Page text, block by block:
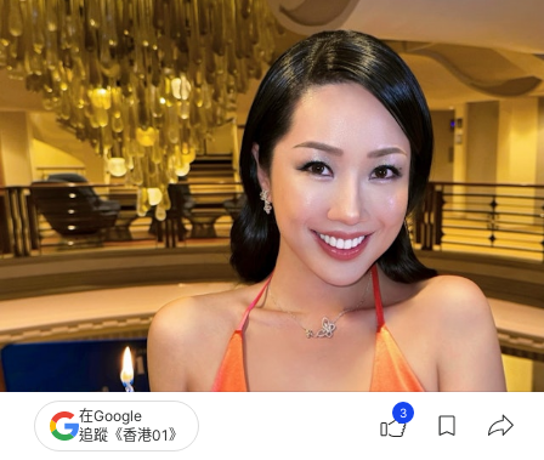
在Google
追蹤《香港01》
3